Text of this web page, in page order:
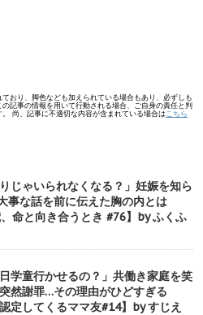
おり、脚色なども加えられている場合もあり、必ずしも
記事の情報を用いて行動される場合、ご自身の責任と判
尚、記事に不適切な内容が含まれている場合は こちら
りじゃいられなくなる？」妊娠を知ら
事な話を前に伝えた胸の内とは
命と向き合うとき #76】by ふくふ
日学童行かせるの？」共働き家庭を笑
然謝罪…その理由がひどすぎる
認定してくるママ友#14】by すじえ